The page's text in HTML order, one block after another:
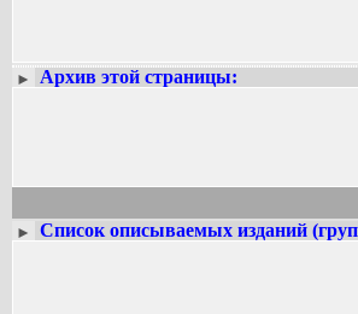
► Архив этой страницы:
► Список описываемых изданий